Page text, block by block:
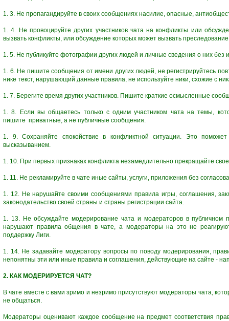
1. 3. Не пропагандируйте в своих сообщениях насилие, опасные,
1. 4. Не провоцируйте других участников чата на конфликты или
вызвать конфликты, или обсуждение которых может вызвать
1. 5. Не публикуйте фотографии других людей и личные сведения о них без
1. 6. Не пишите сообщения от имени других людей, не регистрируйтесь
нике текст, нарушающий данные правила, не используйте ники, схожие с
1. 7. Берегите время других участников. Пишите краткие осмысленные
1. 8. Если вы общаетесь только с одним участником чата на темы,
пишите приватные, а не публичные сообщения.
1. 9. Сохраняйте спокойствие в конфликтной ситуации. Это
высказыванием.
1. 10. При первых признаках конфликта незамедлительно прекращайте
1. 11. Не рекламируйте в чате иные сайты, услуги, приложения без
1. 12. Не нарушайте своими сообщениями правила игры, соглашения,
законодательство своей страны и страны регистрации сайта.
1. 13. Не обсуждайте модерирование чата и модераторов в публичном
нарушают правила общения в чате, а модераторы на это не
поддержку Лиги.
1. 14. Не задавайте модератору вопросы по поводу модерирования,
непонятны эти или иные правила и соглашения, действующие на сайте -
2. КАК МОДЕРИРУЕТСЯ ЧАТ?
В чате вместе с вами зримо и незримо присутствуют модераторы чата,
не общаться.
Модераторы оценивают каждое сообщение на предмет соответствия